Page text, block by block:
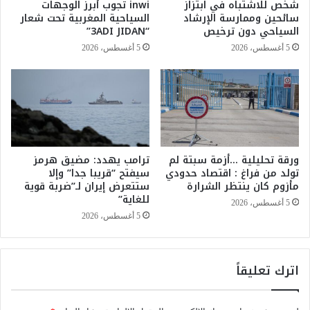
ي
ر
ل
ت
و
ت
ا
ل
ز
ر
ق
غ
ر
ب
ل
ى
1
.
3
9
م
ل
ي
ه
م
شخص للاشتباه في ابتزاز
سائحين وممارسة الإرشاد
السياحي دون ترخيص
5 أغسطس، 2026
inwi تجوب أبرز الوجهات
السياحية المغربية تحت شعار
“3ADI JIDAN”
5 أغسطس، 2026
ورقة تحليلية …أزمة سبتة لم
تولد من فراغ : اقتصاد حدودي
مأزوم كان ينتظر الشرارة
5 أغسطس، 2026
ترامب يهدد: مضيق هرمز
سيفتح “قريبا جدا” وإلا
ستتعرض إيران لـ”ضربة قوية
للغاية”
5 أغسطس، 2026
اترك تعليقاً